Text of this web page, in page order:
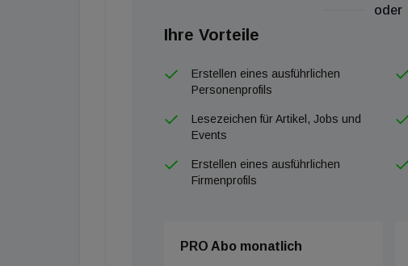
oder
Ihre Vorteile
Erstellen eines ausführlichen
Personenprofils
Lesezeichen für Artikel, Jobs und
Events
Erstellen eines ausführlichen
Firmenprofils
PRO Abo monatlich